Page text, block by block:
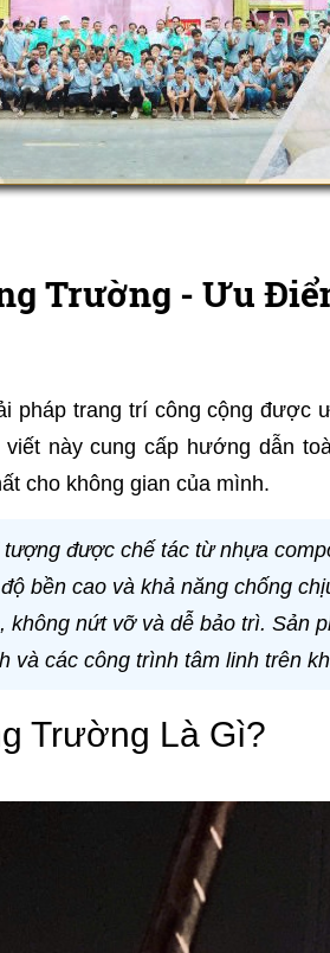
Trường - Ưu
pháp trang trí công cộng được
này cung cấp hướng dẫn
cho không gian của mình.
được chế tác từ nhựa
bền cao và khả năng chống
không nứt vỡ và dễ bảo trì. Sản
và các công trình tâm linh trên
Trường Là Gì?